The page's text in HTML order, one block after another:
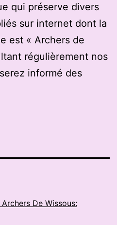
qui préserve divers
sur internet dont la
est « Archers de
régulièrement nos
informé des
De Wissous: